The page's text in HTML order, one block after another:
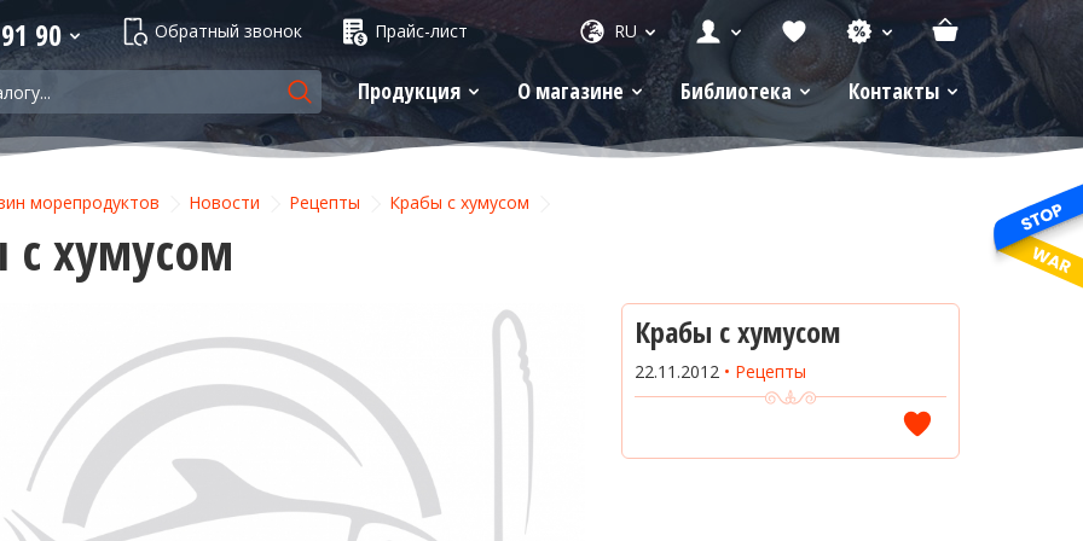
90 Обратный звонок Прайс-лист RU
Продукция О магазине Библиотека Контакты
морепродуктов Новости Рецепты Крабы с хумусом
хумусом
Крабы с хумусом
22.11.2012 Рецепты